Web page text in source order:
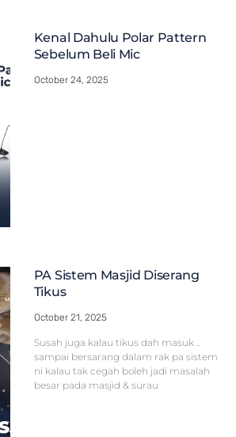
Kenal Dahulu Polar Pattern
Sebelum Beli Mic
October 24, 2025
PA Sistem Masjid Diserang
Tikus
October 21, 2025
Susah juga kalau tikus dah masuk ..
sampai bersarang dalam rak pa sistem
ni kalau tak cegah boleh jadi masalah
besar pada masjid & surau